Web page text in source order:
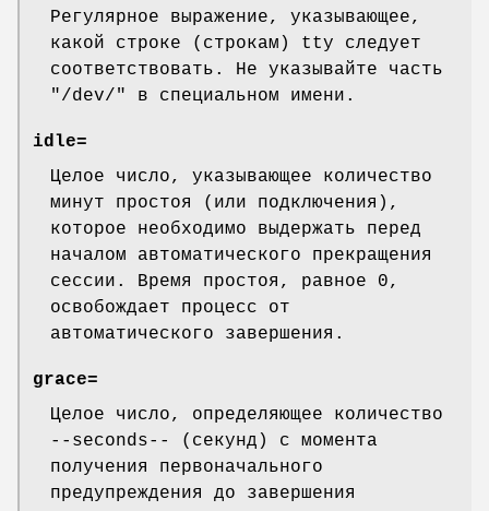
Регулярное выражение, указывающее,
какой строке (строкам) tty следует
соответствовать. Не указывайте часть
"/dev/" в специальном имени.
idle=
Целое число, указывающее количество
минут простоя (или подключения),
которое необходимо выдержать перед
началом автоматического прекращения
сессии. Время простоя, равное 0,
освобождает процесс от
автоматического завершения.
grace=
Целое число, определяющее количество
--seconds-- (секунд) с момента
получения первоначального
предупреждения до завершения